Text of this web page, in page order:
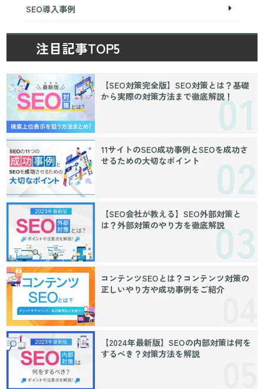
SEO導入事例
注目記事TOP5
【SEO対策完全版】SEO対策とは？基礎
から実際の対策方法まで徹底解説！
11サイトのSEO成功事例とSEOを成功さ
せるための大切なポイント
【SEO会社が教える】SEO外部対策と
は？外部対策のやり方を徹底解説
コンテンツSEOとは？コンテンツ対策の
正しいやり方や成功事例をご紹介
【2024年最新版】SEOの内部対策は何を
するべき？対策方法を解説